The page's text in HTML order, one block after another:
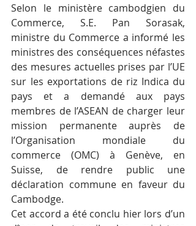
Selon le ministère cambodgien du
Commerce, S.E. Pan Sorasak,
ministre du Commerce a informé les
ministres des conséquences néfastes
des mesures actuelles prises par l’UE
sur les exportations de riz Indica du
pays et a demandé aux pays
membres de l’ASEAN de charger leur
mission permanente auprès de
l’Organisation mondiale du
commerce (OMC) à Genève, en
Suisse, de rendre public une
déclaration commune en faveur du
Cambodge.
Cet accord a été conclu hier lors d’un